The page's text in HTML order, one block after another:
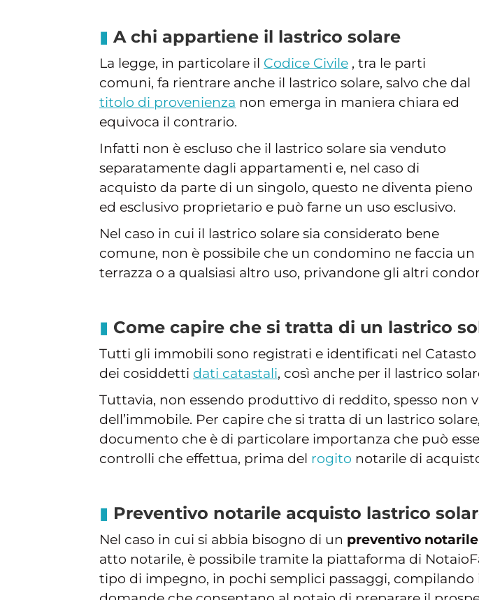
A chi appartiene il lastrico solare
La legge, in particolare il Codice Civile , tra le parti
comuni, fa rientrare anche il lastrico solare, salvo che dal
titolo di provenienza non emerga in maniera chiara ed
equivoca il contrario.
Infatti non è escluso che il lastrico solare sia venduto
separatamente dagli appartamenti e, nel caso di
acquisto da parte di un singolo, questo ne diventa pieno
ed esclusivo proprietario e può farne un uso esclusivo.
Nel caso in cui il lastrico solare sia considerato bene
comune, non è possibile che un condomino ne faccia
terrazza o a qualsiasi altro uso, privandone gli altri
Come capire che si tratta di un lastrico
Tutti gli immobili sono registrati e identificati nel
dei cosiddetti dati catastali, così anche per il lastrico
Tuttavia, non essendo produttivo di reddito, spesso non
dell’immobile. Per capire che si tratta di un lastrico
documento che è di particolare importanza che può
controlli che effettua, prima del rogito notarile di
Preventivo notarile acquisto lastrico
Nel caso in cui si abbia bisogno di un preventivo notarile
atto notarile, è possibile tramite la piattaforma di
tipo di impegno, in pochi semplici passaggi,